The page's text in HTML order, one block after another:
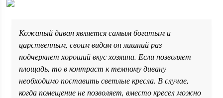
Кожаный диван является самым богатым и
царственным, своим видом он лишний раз
подчеркнет хороший вкус хозяина. Если позволяет
площадь, то в контраст к темному дивану
необходимо поставить светлые кресла. В случае,
когда помещение не позволяет, вместо кресел можно